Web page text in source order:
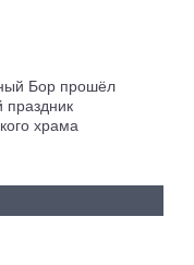
Бор прошёл
праздник
храма